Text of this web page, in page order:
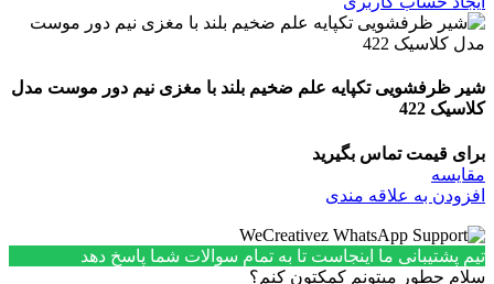
شیر ظرفشویی تکپایه علم ضخیم بلند با مغزی نیم دور موست مدل
کلاسیک 422
برای قیمت تماس بگیرید
مقایسه
افزودن به علاقه مندی
تیم پشتیبانی ما اینجاست تا به تمام سوالات شما پاسخ دهد
سلام چطور میتونم کمکتون کنم؟